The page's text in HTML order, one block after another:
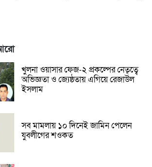
খুলনা ওয়াসার ফেজ-২ প্রকল্পের নেতৃত্বে
অভিজ্ঞতা ও জ্যেষ্ঠতায় এগিয়ে রেজাউল
ইসলাম
সব মামলায় ১০ দিনেই জামিন পেলেন
যুবলীগের শওকত